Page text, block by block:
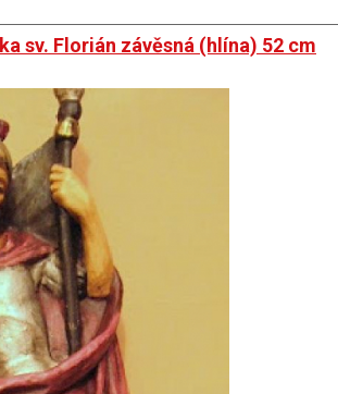
sv. Florián závěsná (hlína) 52 cm